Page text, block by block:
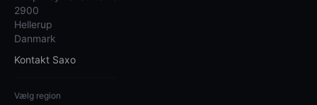
2900
Hellerup
Danmark
Kontakt Saxo
Vælg region